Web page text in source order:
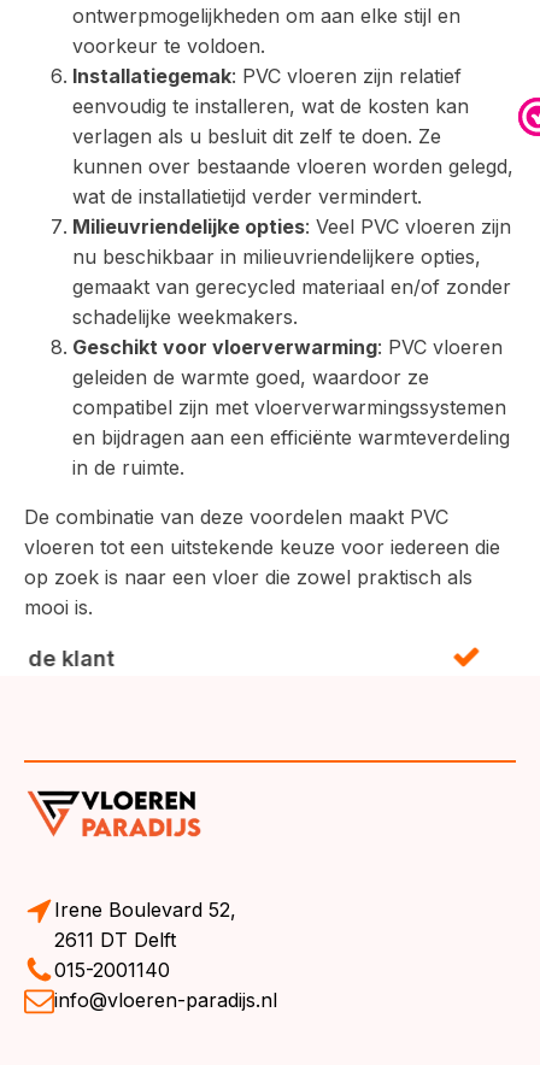
ontwerpmogelijkheden om aan elke stijl en
voorkeur te voldoen.
Installatiegemak: PVC vloeren zijn relatief
eenvoudig te installeren, wat de kosten kan
verlagen als u besluit dit zelf te doen. Ze
kunnen over bestaande vloeren worden gelegd,
wat de installatietijd verder vermindert.
Milieuvriendelijke opties: Veel PVC vloeren zijn
nu beschikbaar in milieuvriendelijkere opties,
gemaakt van gerecycled materiaal en/of zonder
schadelijke weekmakers.
Geschikt voor vloerverwarming: PVC vloeren
geleiden de warmte goed, waardoor ze
compatibel zijn met vloerverwarmingssystemen
en bijdragen aan een efficiënte warmteverdeling
in de ruimte.
De combinatie van deze voordelen maakt PVC
vloeren tot een uitstekende keuze voor iedereen die
op zoek is naar een vloer die zowel praktisch als
mooi is.
Irene Boulevard 52,
2611 DT Delft
015-2001140
info@vloeren-paradijs.nl